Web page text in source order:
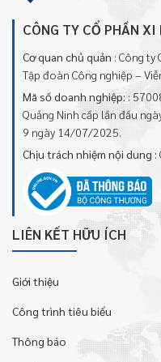
CÔNG TY CỔ PHẦN XI
Cơ quan chủ quản : Công ty
Tập đoàn Công nghiệp –
Mã số doanh nghiệp: :
Quảng Ninh cấp lần đầu
9 ngày 14/07/2025.
Chịu trách nhiệm nội dung :
LIÊN KẾT HỮU ÍCH
Giới thiệu
Công trình tiêu biểu
Thông báo